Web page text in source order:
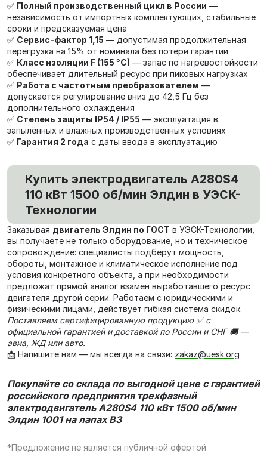
✅ Полный производственный цикл в России —
независимость от импортных комплектующих, стабильные
сроки и предсказуемая цена
✅ Сервис-фактор 1,15 — допустимая продолжительная
перегрузка на 15% от номинала без потери гарантии
✅ Класс изоляции F (155 °C) — запас по нагревостойкости
обеспечивает длительный ресурс при пиковых нагрузках
✅ Работа с частотным преобразователем —
допускается регулирование вниз до 42,5 Гц без
дополнительного охлаждения
✅ Степень защиты IP54 / IP55 — эксплуатация в
запылённых и влажных производственных условиях
✅ Гарантия 2 года с даты ввода в эксплуатацию
Купить электродвигатель А280S4
110 кВт 1500 об/мин Элдин в УЭСК-
Технологии
Заказывая двигатель Элдин по ГОСТ в УЭСК-Технологии,
вы получаете не только оборудование, но и техническое
сопровождение: специалисты подберут мощность,
обороты, монтажное и климатическое исполнение под
условия конкретного объекта, а при необходимости
предложат прямой аналог взамен выработавшего ресурс
двигателя другой серии. Работаем с юридическими и
физическими лицами, действует гибкая система скидок.
Поставляем сертифицированную продукцию ✅ с
официальной гарантией и доставкой по России и СНГ 🚚 —
авиа, ЖД или авто.
📩 Напишите нам — мы всегда на связи: zakaz@uesk.org
Покупайте со склада по выгодной цене с гарантией
российского предприятия трехфазный
электродвигательА280S4 110 кВт 1500 об/мин
Элдин 1001 на лапах В3
*Предложение не является публичной офертой